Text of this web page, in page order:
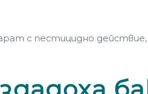
с пестицидно